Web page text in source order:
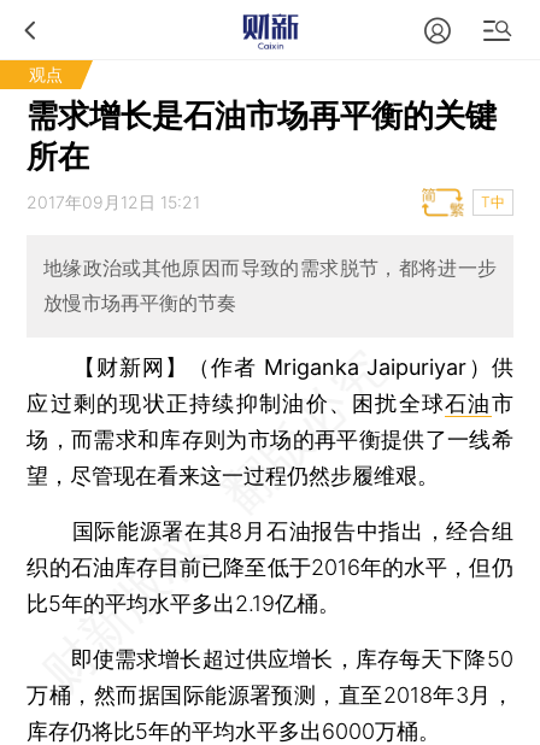
观点
需求增长是石油市场再平衡的关键
所在
2017年09月12日 15:21 T中
地缘政治或其他原因而导致的需求脱节，都将进一步
放慢市场再平衡的节奏
【财新网】（作者 Mriganka Jaipuriyar） 供
应过剩的现状正持续抑制油价、困扰全球石油市
场，而需求和库存则为市场的再平衡提供了一线希
望，尽管现在看来这一过程仍然步履维艰。
国际能源署在其8月石油报告中指出，经合组
织的石油库存目前已降至低于2016年的水平，但仍
比5年的平均水平多出2.19亿桶。
即使需求增长超过供应增长，库存每天下降50
万桶，然而据国际能源署预测，直至2018年3月，
库存仍将比5年的平均水平多出6000万桶。